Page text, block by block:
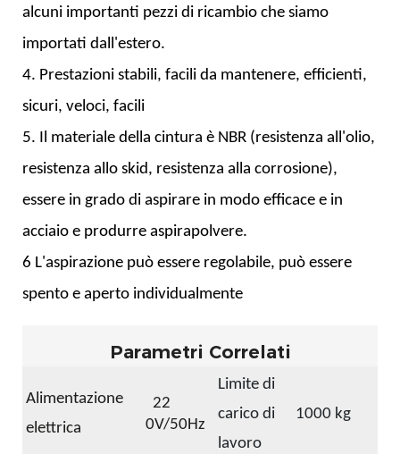
alcuni importanti pezzi di ricambio che siamo
importati dall'estero.
4. Prestazioni stabili, facili da mantenere, efficienti,
sicuri, veloci, facili
5. Il materiale della cintura è NBR (resistenza all'olio,
resistenza allo skid, resistenza alla corrosione),
essere in grado di aspirare in modo efficace e in
acciaio e produrre aspirapolvere.
6 L'aspirazione può essere regolabile, può essere
spento e aperto individualmente
Parametri Correlati
Alimentazione
elettrica
22
0V/50Hz
Limite di
carico di
lavoro
1000 kg